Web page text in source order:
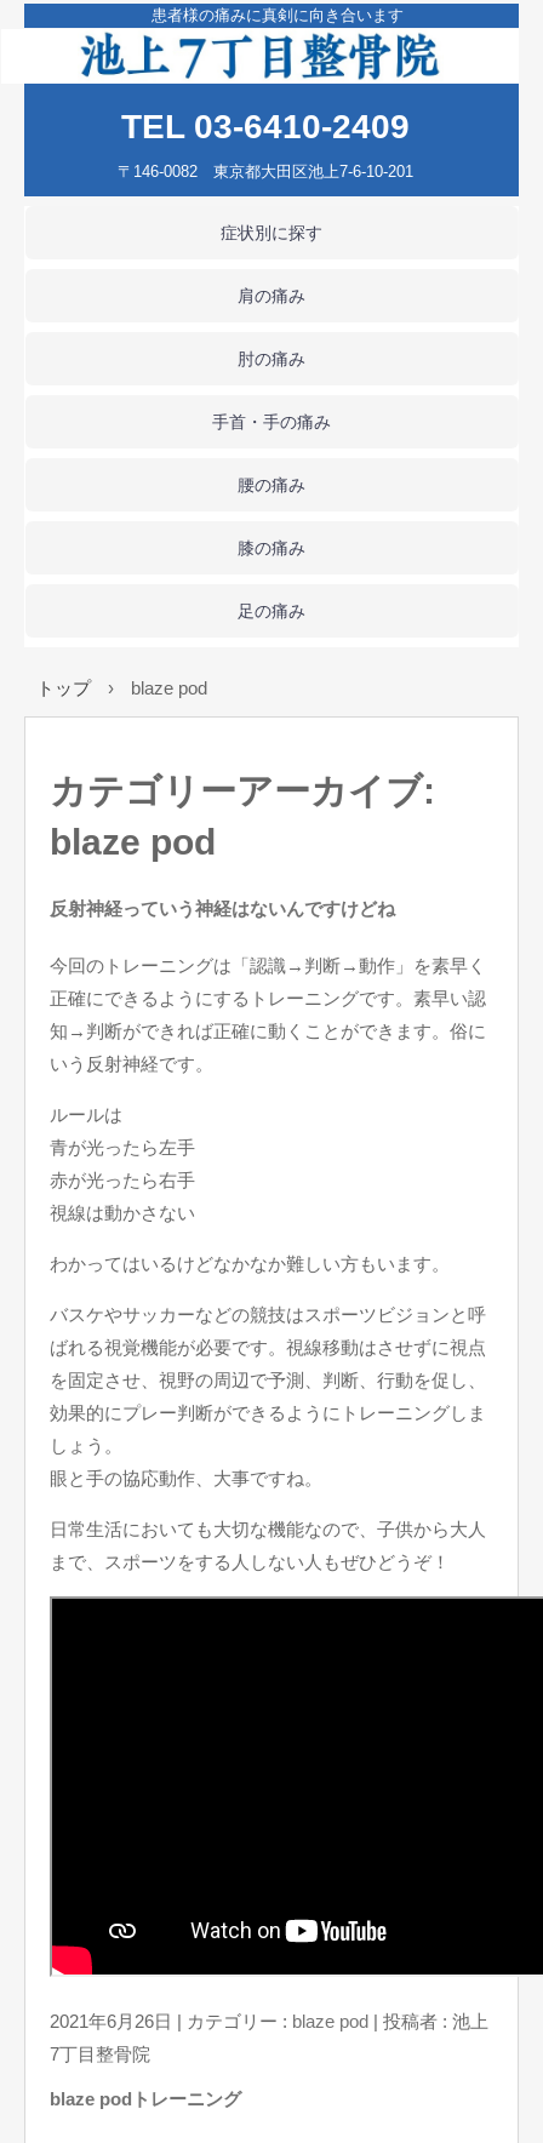
患者様の痛みに真剣に向き合います
TEL 03-6410-2409
〒146-0082 東京都大田区池上7-6-10-201
症状別に探す
肩の痛み
肘の痛み
手首・手の痛み
腰の痛み
膝の痛み
足の痛み
トップ › blaze pod
カテゴリーアーカイブ:
blaze pod
反射神経っていう神経はないんですけどね
今回のトレーニングは「認識→判断→動作」を素早く
正確にできるようにするトレーニングです。素早い認
知→判断ができれば正確に動くことができます。俗に
いう反射神経です。
ルールは
青が光ったら左手
赤が光ったら右手
視線は動かさない
わかってはいるけどなかなか難しい方もいます。
バスケやサッカーなどの競技はスポーツビジョンと呼
ばれる視覚機能が必要です。視線移動はさせずに視点
を固定させ、視野の周辺で予測、判断、行動を促し、
効果的にプレー判断ができるようにトレーニングしま
しょう。
眼と手の協応動作、大事ですね。
日常生活においても大切な機能なので、子供から大人
まで、スポーツをする人しない人もぜひどうぞ！
2021年6月26日 | カテゴリー : blaze pod | 投稿者 : 池上
7丁目整骨院
blaze podトレーニング